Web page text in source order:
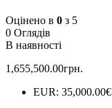
Оцінено в 0 з 5
0 Оглядів
В наявності
1,655,500.00грн.
EUR: 35,000.00€